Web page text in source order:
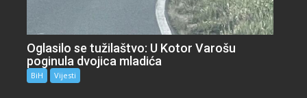
Oglasilo se tužilaštvo: U Kotor Varošu
poginula dvojica mladića
BiH Vijesti